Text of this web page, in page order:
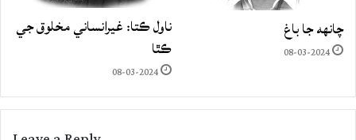
چانهه جا باغ
08-03-2024
ناول ڪتا: غيرانساني مخلوق جي
ڪٿا
08-03-2024